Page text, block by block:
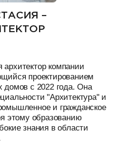
–
компании
проектированием
домов с 2022 года. Она
"Архитектура" и
и гражданское
этому образованию
знания в области